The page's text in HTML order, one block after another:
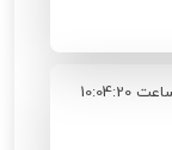
10:04:20